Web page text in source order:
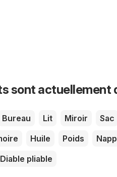
sont actuellement
Bureau Lit Miroir Sac
Huile Poids
Diable pliable